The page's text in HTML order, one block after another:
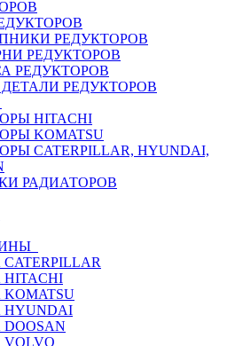
РЕДУКТОРОВ
РЕДУКТОРОВ
РЕДУКТОРОВ
ДЕТАЛИ РЕДУКТОРОВ
HITACHI
KOMATSU
CATERPILLAR, HYUNDAI,
РАДИАТОРОВ